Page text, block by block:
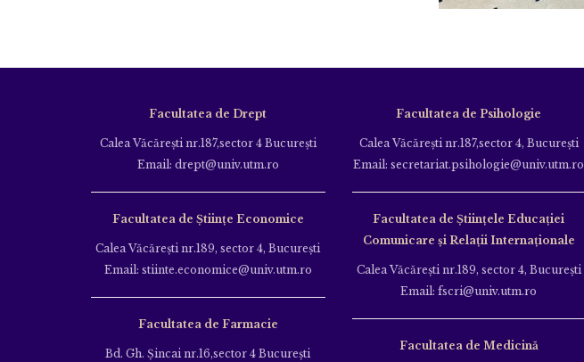
Facultatea de Drept
Calea Văcăreşti nr.187,sector 4 Bucureşti
Email: drept@univ.utm.ro
Facultatea de Științe Economice
Calea Văcăreşti nr.189, sector 4, Bucureşti
Email: stiinte.economice@univ.utm.ro
Facultatea de Farmacie
Bd. Gh. Şincai nr.16,sector 4 Bucureşti
Facultatea de Psihologie
Calea Văcăreşti nr.187,sector 4, Bucureşti
Email: secretariat.psihologie@univ.utm.ro
Facultatea de Ştiinţele Educației
Comunicare și Relații Internaționale
Calea Văcăreşti nr.189, sector 4, Bucureşti
Email: fscri@univ.utm.ro
Facultatea de Medicină